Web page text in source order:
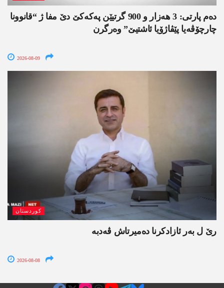
دەم پارتی: 3 ھەزار و 900 گرتیێن پەکەکێ دێ مفا ژ “قانوونا
چارچۆڤەیا پێڤاژۆیا ئاشتیێ” وەرگرن
2026-08-09
کوردستان
رێ ل بەر ئازادکرنا دەمیرتاش ڤەدبە
2026-08-08